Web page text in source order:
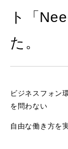
ト「
た。
ビジネスフォン
を問わない
自由な働き方を